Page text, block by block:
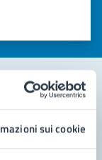
sui cookie
la chiarezza delle